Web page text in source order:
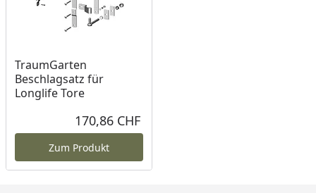
TraumGarten
Beschlagsatz für
Longlife Tore
170,86 CHF
Zum Produkt